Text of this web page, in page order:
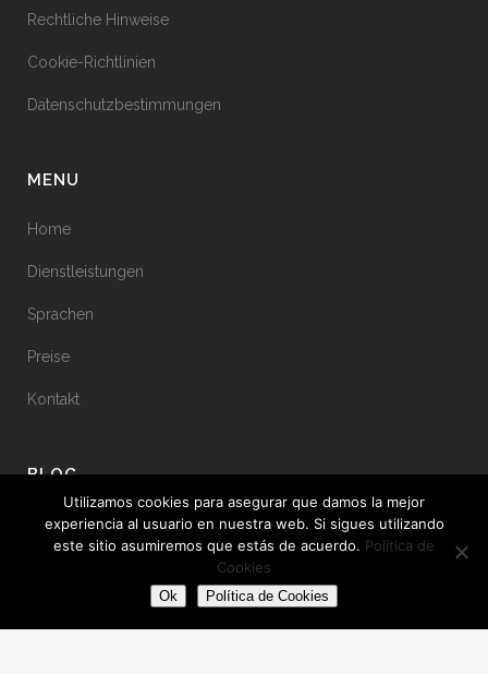
Rechtliche Hinweise
Cookie-Richtlinien
Datenschutzbestimmungen
MENU
Home
Dienstleistungen
Sprachen
Preise
Kontakt
BLOG
Kunden-Spotlight: LOVOO
1 September, 2020
Regnen Clouds immer und kann man alle Cookies?
11 Juni, 2020
Utilizamos cookies para asegurar que damos la mejor
experiencia al usuario en nuestra web. Si sigues utilizando
este sitio asumiremos que estás de acuerdo. Política de
Cookies
Ok Política de Cookies